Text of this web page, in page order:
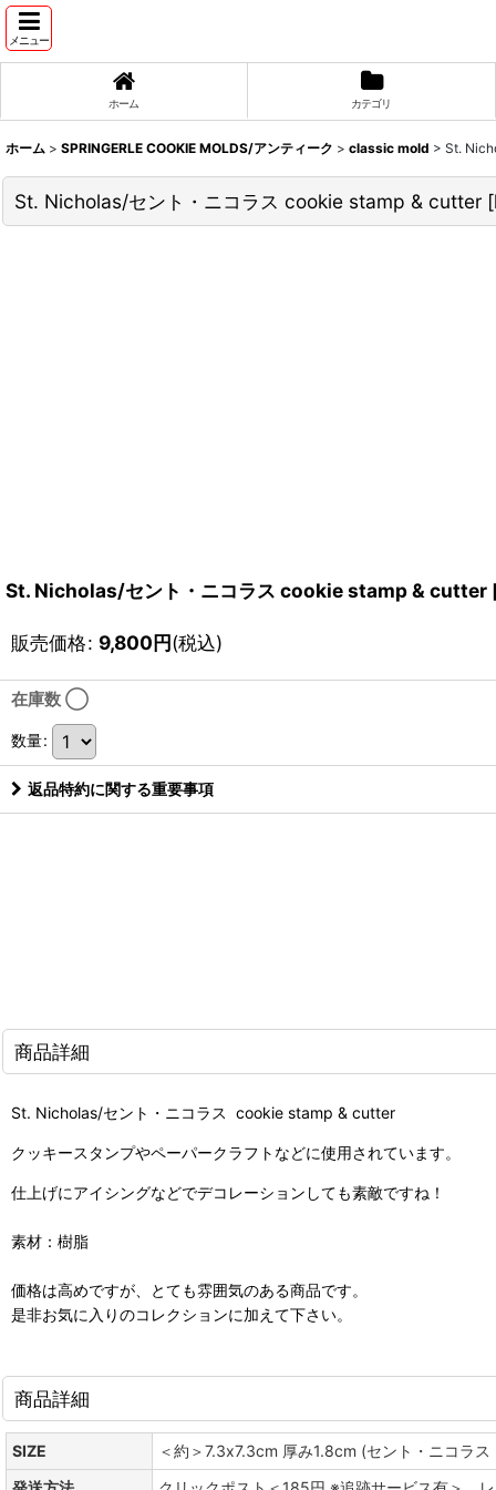
メニュー
ホーム カテゴリ
ホーム > SPRINGERLE COOKIE MOLDS/アンティーク > classic mold > St.
St. Nicholas/セント・ニコラス cookie stamp & cutter [
St. Nicholas/セント・ニコラス cookie stamp & cutter
販売価格: 9,800円(税込)
在庫数 ◯
数量:
返品特約に関する重要事項
商品詳細
St. Nicholas/セント・ニコラス cookie stamp & cutter
クッキースタンプやペーパークラフトなどに使用されています。
仕上げにアイシングなどでデコレーションしても素敵ですね！
素材：樹脂
価格は高めですが、とても雰囲気のある商品です。
是非お気に入りのコレクションに加えて下さい。
商品詳細
SIZE
＜約＞7.3x7.3cm 厚み1.8cm (セント・ニコラ